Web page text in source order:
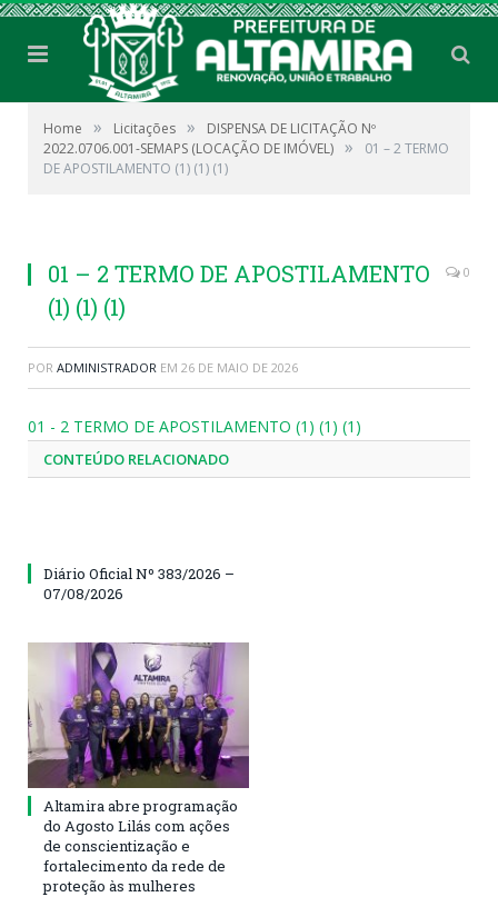
Home » Licitações »
DISPENSA DE LICITAÇÃO Nº
2022.0706.001-SEMAPS (LOCAÇÃO DE IMÓVEL) »
01 – 2 TERMO
DE APOSTILAMENTO (1) (1) (1)
01 – 2 TERMO DE APOSTILAMENTO
(1) (1) (1)
0
POR ADMINISTRADOR EM 26 DE MAIO DE 2026
01 - 2 TERMO DE APOSTILAMENTO (1) (1) (1)
CONTEÚDO RELACIONADO
Diário Oficial Nº 383/2026 –
07/08/2026
Altamira abre programação
do Agosto Lilás com ações
de conscientização e
fortalecimento da rede de
proteção às mulheres